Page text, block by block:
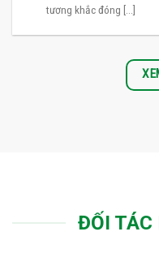
tương khắc đóng [...]
ĐỐI TÁC